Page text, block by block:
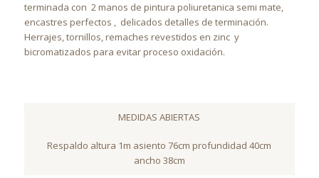
terminada con 2 manos de pintura poliuretanica semi mate,
encastres perfectos , delicados detalles de terminación.
Herrajes, tornillos, remaches revestidos en zinc y
bicromatizados para evitar proceso oxidación.
MEDIDAS ABIERTAS
Respaldo altura 1m asiento 76cm profundidad 40cm
ancho 38cm